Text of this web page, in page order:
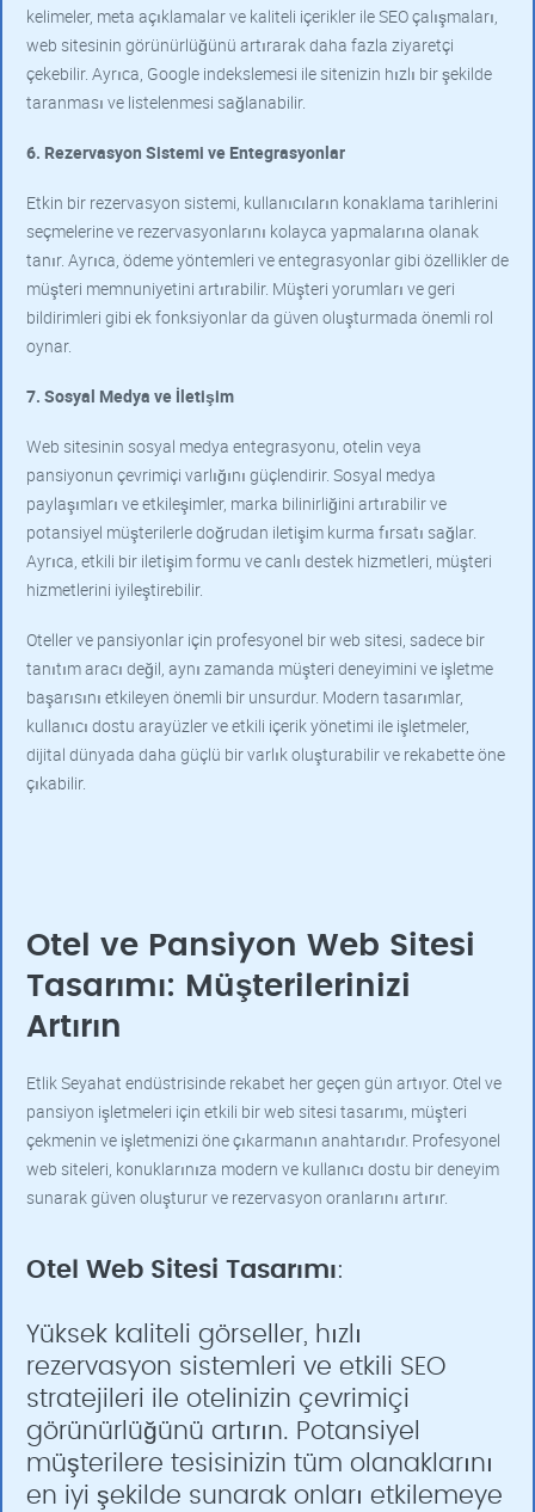
kelimeler, meta açıklamalar ve kaliteli içerikler ile SEO çalışmaları,
web sitesinin görünürlüğünü artırarak daha fazla ziyaretçi
çekebilir. Ayrıca, Google indekslemesi ile sitenizin hızlı bir şekilde
taranması ve listelenmesi sağlanabilir.
6. Rezervasyon Sistemi ve Entegrasyonlar
Etkin bir rezervasyon sistemi, kullanıcıların konaklama tarihlerini
seçmelerine ve rezervasyonlarını kolayca yapmalarına olanak
tanır. Ayrıca, ödeme yöntemleri ve entegrasyonlar gibi özellikler de
müşteri memnuniyetini artırabilir. Müşteri yorumları ve geri
bildirimleri gibi ek fonksiyonlar da güven oluşturmada önemli rol
oynar.
7. Sosyal Medya ve İletişim
Web sitesinin sosyal medya entegrasyonu, otelin veya
pansiyonun çevrimiçi varlığını güçlendirir. Sosyal medya
paylaşımları ve etkileşimler, marka bilinirliğini artırabilir ve
potansiyel müşterilerle doğrudan iletişim kurma fırsatı sağlar.
Ayrıca, etkili bir iletişim formu ve canlı destek hizmetleri, müşteri
hizmetlerini iyileştirebilir.
Oteller ve pansiyonlar için profesyonel bir web sitesi, sadece bir
tanıtım aracı değil, aynı zamanda müşteri deneyimini ve işletme
başarısını etkileyen önemli bir unsurdur. Modern tasarımlar,
kullanıcı dostu arayüzler ve etkili içerik yönetimi ile işletmeler,
dijital dünyada daha güçlü bir varlık oluşturabilir ve rekabette öne
çıkabilir.
Otel ve Pansiyon Web Sitesi
Tasarımı: Müşterilerinizi
Artırın
Etlik Seyahat endüstrisinde rekabet her geçen gün artıyor. Otel ve
pansiyon işletmeleri için etkili bir web sitesi tasarımı, müşteri
çekmenin ve işletmenizi öne çıkarmanın anahtarıdır. Profesyonel
web siteleri, konuklarınıza modern ve kullanıcı dostu bir deneyim
sunarak güven oluşturur ve rezervasyon oranlarını artırır.
Otel Web Sitesi Tasarımı:
Yüksek kaliteli görseller, hızlı
rezervasyon sistemleri ve etkili SEO
stratejileri ile otelinizin çevrimiçi
görünürlüğünü artırın. Potansiyel
müşterilere tesisinizin tüm olanaklarını
en iyi şekilde sunarak onları etkilemeye